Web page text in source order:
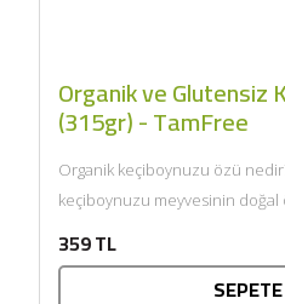
Organik ve Glutensiz
(315gr) - TamFree
Organik keçiboynuzu özü
keçiboynuzu meyvesinin
359 TL